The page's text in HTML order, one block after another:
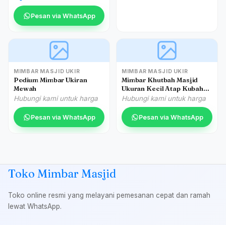
Pesan via WhatsApp
MIMBAR MASJID UKIR
Podium Mimbar Ukiran
Mewah
Hubungi kami untuk harga
Pesan via WhatsApp
MIMBAR MASJID UKIR
Mimbar Khutbah Masjid
Ukuran Kecil Atap Kubah
Jati
Hubungi kami untuk harga
Pesan via WhatsApp
Toko Mimbar Masjid
Toko online resmi yang melayani pemesanan cepat dan ramah
lewat WhatsApp.